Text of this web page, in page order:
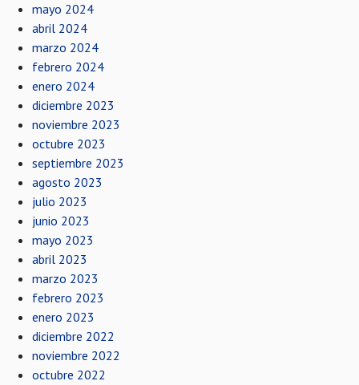
mayo 2024
abril 2024
marzo 2024
febrero 2024
enero 2024
diciembre 2023
noviembre 2023
octubre 2023
septiembre 2023
agosto 2023
julio 2023
junio 2023
mayo 2023
abril 2023
marzo 2023
febrero 2023
enero 2023
diciembre 2022
noviembre 2022
octubre 2022